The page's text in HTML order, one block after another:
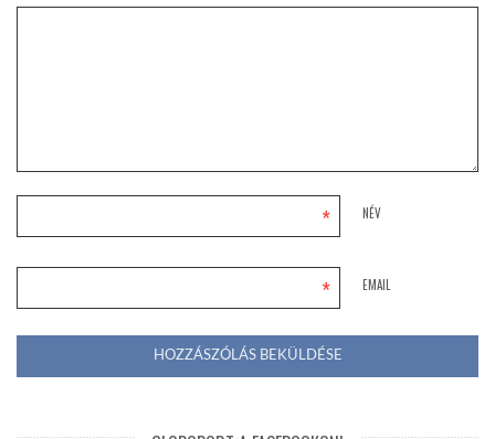
NÉV
*
EMAIL
*